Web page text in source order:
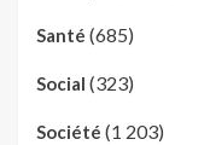
Santé (685)
Social (323)
Société (1 203)